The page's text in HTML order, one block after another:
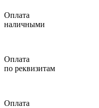
Оплата
наличными
Оплата
по реквизитам
Оплата